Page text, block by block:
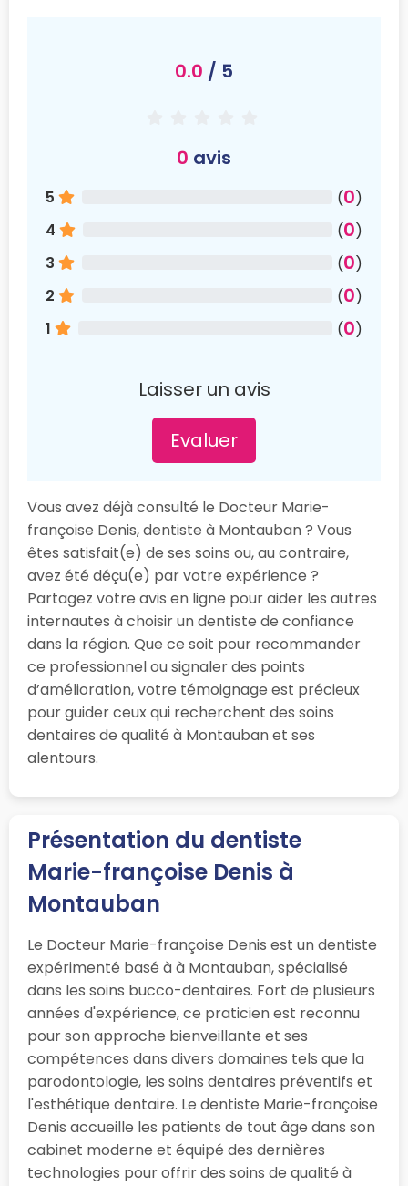
0.0 / 5
0 avis
5 (0)
4
(0)
3
(0)
2
(0)
1
(0)
Laisser un avis
Evaluer
Vous avez déjà consulté le Docteur Marie-
françoise Denis, dentiste à Montauban ? Vous
êtes satisfait(e) de ses soins ou, au contraire,
avez été déçu(e) par votre expérience ?
Partagez votre avis en ligne pour aider les autres
internautes à choisir un dentiste de confiance
dans la région. Que ce soit pour recommander
ce professionnel ou signaler des points
d’amélioration, votre témoignage est précieux
pour guider ceux qui recherchent des soins
dentaires de qualité à Montauban et ses
alentours.
Présentation du dentiste
Marie-françoise Denis à
Montauban
Le Docteur Marie-françoise Denis est un dentiste
expérimenté basé à à Montauban, spécialisé
dans les soins bucco-dentaires. Fort de plusieurs
années d'expérience, ce praticien est reconnu
pour son approche bienveillante et ses
compétences dans divers domaines tels que la
parodontologie, les soins dentaires préventifs et
l'esthétique dentaire. Le dentiste Marie-françoise
Denis accueille les patients de tout âge dans son
cabinet moderne et équipé des dernières
technologies pour offrir des soins de qualité à